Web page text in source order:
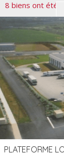
8 biens ont été